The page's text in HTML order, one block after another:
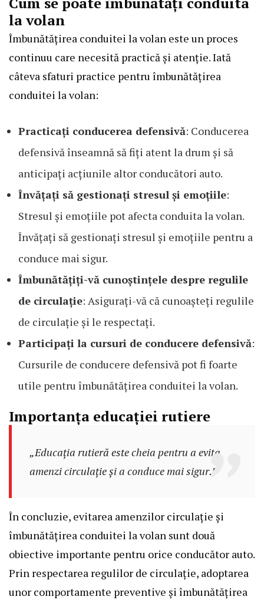
la volan
Îmbunătățirea conduitei la volan este un proces
continuu care necesită practică și atenție. Iată
câteva sfaturi practice pentru îmbunătățirea
conduitei la volan:
Practicați conducerea defensivă: Conducerea
defensivă înseamnă să fiți atent la drum și să
anticipați acțiunile altor conducători auto.
Învățați să gestionați stresul și emoțiile:
Stresul și emoțiile pot afecta conduita la volan.
Învățați să gestionați stresul și emoțiile pentru a
conduce mai sigur.
Îmbunătățiți-vă cunoștințele despre regulile
de circulație: Asigurați-vă că cunoașteți regulile
de circulație și le respectați.
Participați la cursuri de conducere defensivă:
Cursurile de conducere defensivă pot fi foarte
utile pentru îmbunătățirea conduitei la volan.
Importanța educației rutiere
„Educația rutieră este cheia pentru a evita
amenzi circulație și a conduce mai sigur.”
În concluzie, evitarea amenzilor circulație și
îmbunătățirea conduitei la volan sunt două
obiective importante pentru orice conducător auto.
Prin respectarea regulilor de circulație, adoptarea
unor comportamente preventive și îmbunătățirea